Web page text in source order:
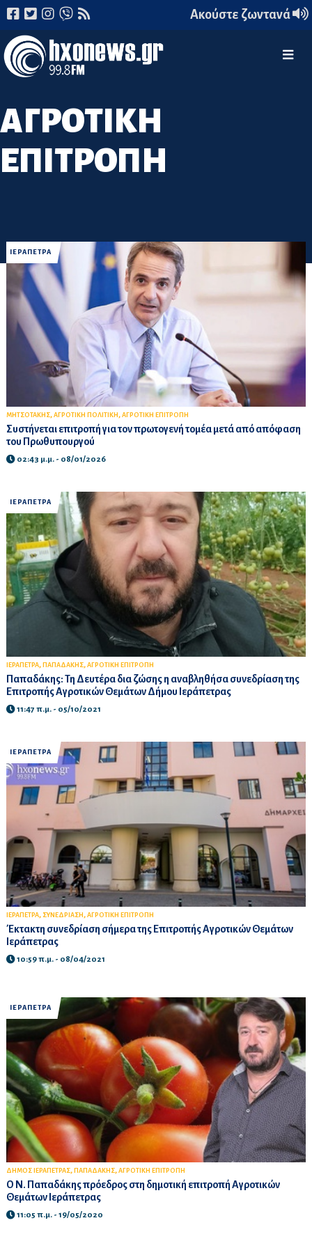
Ακούστε ζωντανά
ΑΓΡΟΤΙΚΗ
ΕΠΙΤΡΟΠΗ
ΙΕΡΑΠΕΤΡΑ
ΜΗΤΣΟΤΑΚΗΣ, ΑΓΡΟΤΙΚΗ ΠΟΛΙΤΙΚΗ , ΑΓΡΟΤΙΚΗ ΕΠΙΤΡΟΠΗ
Συστήνεται επιτροπή για τον πρωτογενή τομέα μετά από απόφαση
του Πρωθυπουργού
02:43 μ.μ. - 08/01/2026
ΙΕΡΑΠΕΤΡΑ
ΙΕΡΑΠΕΤΡΑ, ΠΑΠΑΔΑΚΗΣ, ΑΓΡΟΤΙΚΗ ΕΠΙΤΡΟΠΗ
Παπαδάκης: Τη Δευτέρα δια ζώσης η αναβληθήσα συνεδρίαση της
Επιτροπής Αγροτικών Θεμάτων Δήμου Ιεράπετρας
11:47 π.μ. - 05/10/2021
ΙΕΡΑΠΕΤΡΑ
ΙΕΡΑΠΕΤΡΑ, ΣΥΝΕΔΡΙΑΣΗ , ΑΓΡΟΤΙΚΗ ΕΠΙΤΡΟΠΗ
Έκτακτη συνεδρίαση σήμερα της Επιτροπής Αγροτικών Θεμάτων
Ιεράπετρας
10:59 π.μ. - 08/04/2021
ΙΕΡΑΠΕΤΡΑ
ΔΗΜΟΣ ΙΕΡΑΠΕΤΡΑΣ, ΠΑΠΑΔΑΚΗΣ, ΑΓΡΟΤΙΚΗ ΕΠΙΤΡΟΠΗ
Ο Ν. Παπαδάκης πρόεδρος στη δημοτική επιτροπή Αγροτικών
Θεμάτων Ιεράπετρας
11:05 π.μ. - 19/05/2020